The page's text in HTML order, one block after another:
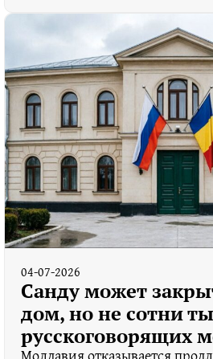
04-07-2026
Санду может
дом, но не сотни
русскоговорящих